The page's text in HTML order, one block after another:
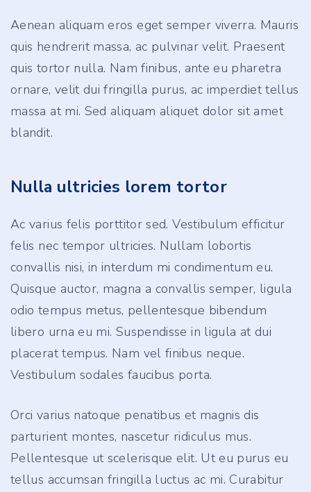
Aenean aliquam eros eget semper viverra. Mauris
quis hendrerit massa, ac pulvinar velit. Praesent
quis tortor nulla. Nam finibus, ante eu pharetra
ornare, velit dui fringilla purus, ac imperdiet tellus
massa at mi. Sed aliquam aliquet dolor sit amet
blandit.
Nulla ultricies lorem tortor
Ac varius felis porttitor sed. Vestibulum efficitur
felis nec tempor ultricies. Nullam lobortis
convallis nisi, in interdum mi condimentum eu.
Quisque auctor, magna a convallis semper, ligula
odio tempus metus, pellentesque bibendum
libero urna eu mi. Suspendisse in ligula at dui
placerat tempus. Nam vel finibus neque.
Vestibulum sodales faucibus porta.
Orci varius natoque penatibus et magnis dis
parturient montes, nascetur ridiculus mus.
Pellentesque ut scelerisque elit. Ut eu purus eu
tellus accumsan fringilla luctus ac mi. Curabitur